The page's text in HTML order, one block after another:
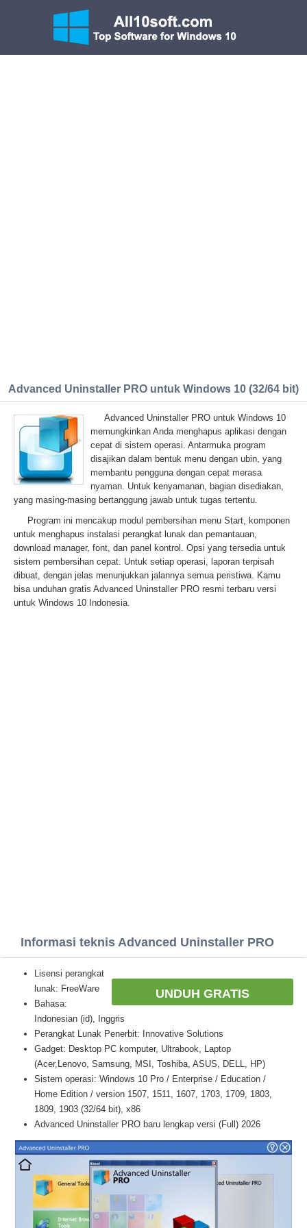
Advanced Uninstaller PRO untuk Windows 10 (32/64 bit)
Advanced Uninstaller PRO untuk Windows 10
memungkinkan Anda menghapus aplikasi dengan
cepat di sistem operasi. Antarmuka program
disajikan dalam bentuk menu dengan ubin, yang
membantu pengguna dengan cepat merasa
nyaman. Untuk kenyamanan, bagian disediakan,
yang masing-masing bertanggung jawab untuk tugas tertentu.
Program ini mencakup modul pembersihan menu Start, komponen
untuk menghapus instalasi perangkat lunak dan pemantauan,
download manager, font, dan panel kontrol. Opsi yang tersedia untuk
sistem pembersihan cepat. Untuk setiap operasi, laporan terpisah
dibuat, dengan jelas menunjukkan jalannya semua peristiwa. Kamu
bisa unduhan gratis Advanced Uninstaller PRO resmi terbaru versi
untuk Windows 10 Indonesia.
Informasi teknis Advanced Uninstaller PRO
UNDUH GRATIS
Lisensi perangkat
lunak: FreeWare
Bahasa:
Indonesian (id), Inggris
Perangkat Lunak Penerbit: Innovative Solutions
Gadget: Desktop PC komputer, Ultrabook, Laptop
(Acer,Lenovo, Samsung, MSI, Toshiba, ASUS, DELL, HP)
Sistem operasi: Windows 10 Pro / Enterprise / Education /
Home Edition / version 1507, 1511, 1607, 1703, 1709, 1803,
1809, 1903 (32/64 bit), x86
Advanced Uninstaller PRO baru lengkap versi (Full) 2026